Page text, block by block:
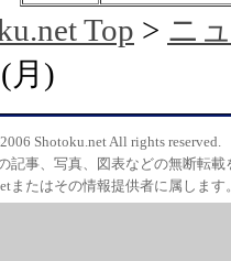
Top > ニ
月)
Shotoku.net All rights reserved.
記事、写真、図表などの無断転載
またはその情報提供者に属します